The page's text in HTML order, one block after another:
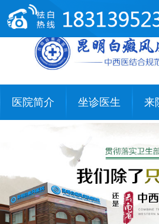
医院简介 坐诊医生 来